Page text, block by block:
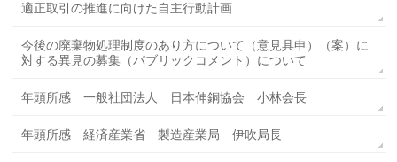
適正取引の推進に向けた自主行動計画
今後の廃棄物処理制度のあり方について（意見具申）（案）に
対する異見の募集（パブリックコメント）について
年頭所感 一般社団法人 日本伸銅協会 小林会長
年頭所感 経済産業省 製造産業局 伊吹局長